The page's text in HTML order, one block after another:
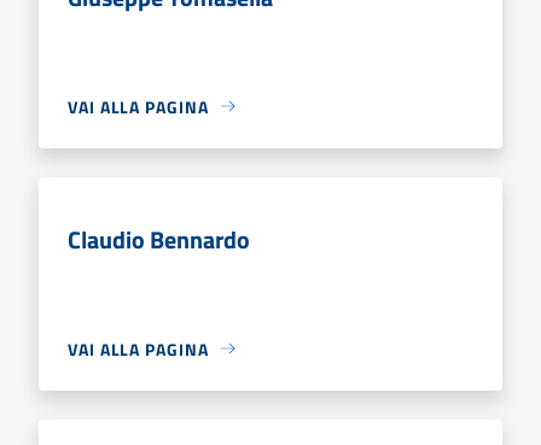
VAI ALLA PAGINA
Claudio Bennardo
VAI ALLA PAGINA